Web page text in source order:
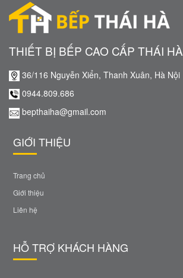
THIẾT BỊ BẾP CAO CẤP THÁI HÀ
36/116 Nguyễn Xiển, Thanh Xuân, Hà Nội
0944.809.686
bepthaiha@gmail.com
GIỚI THIỆU
Trang chủ
Giới thiệu
Liên hệ
HỖ TRỢ KHÁCH HÀNG